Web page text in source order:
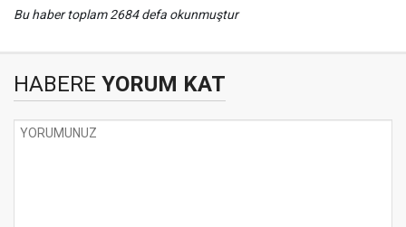
Bu haber toplam 2684 defa okunmuştur
HABERE YORUM KAT